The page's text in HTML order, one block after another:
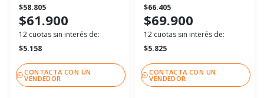
$58.805
$61.900
12 cuotas sin interés de:
$5.158
CONTACTA CON UN
VENDEDOR
$66.405
$69.900
12 cuotas sin interés de:
$5.825
CONTACTA CON UN
VENDEDOR